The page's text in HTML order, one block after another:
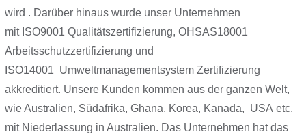
wird . Darüber hinaus wurde unser Unternehmen
mit ISO9001 Qualitätszertifizierung, OHSAS18001
Arbeitsschutzzertifizierung und
ISO14001 Umweltmanagementsystem Zertifizierung
akkreditiert. Unsere Kunden kommen aus der ganzen Welt,
wie Australien, Südafrika, Ghana, Korea, Kanada, USA etc.
mit Niederlassung in Australien. Das Unternehmen hat das